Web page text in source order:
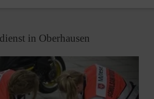
in Oberhausen